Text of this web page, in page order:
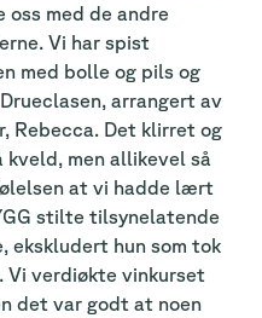
oss med de andre
Vi har spist
med bolle og pils og
arrangert av
Rebecca. Det klirret og
men allikevel så
at vi hadde lært
stilte tilsynelatende
ekskludert hun som tok
Vi verdiøkte vinkurset
det var godt at noen